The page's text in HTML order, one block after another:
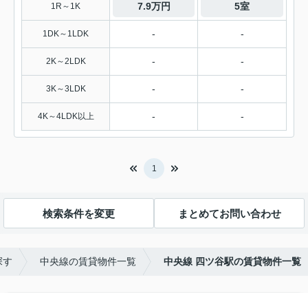
1R～1K 7.9万円 5室
1DK～1LDK - -
2K～2LDK - -
3K～3LDK - -
4K～4LDK以上 - -
1
検索条件を変更 まとめてお問い合わせ
す 中央線の賃貸物件一覧 中央線 四ツ谷駅の賃貸物件一覧